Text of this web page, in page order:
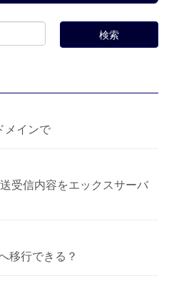
メインで
受信内容をエックスサーバ
移行できる？